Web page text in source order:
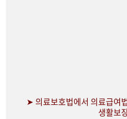
➤ 의료보호법에서 의료급여
생활보